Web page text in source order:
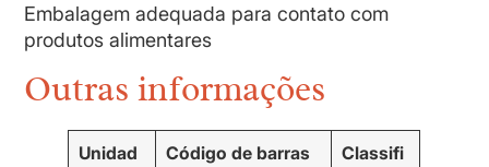
Embalagem adequada para contato com
produtos alimentares
Outras informações
Unidad
Código de barras
Classifi